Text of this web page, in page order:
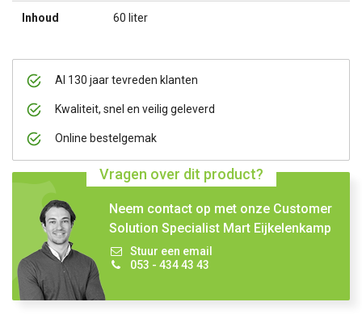
Al 130 jaar tevreden klanten
Kwaliteit, snel en veilig geleverd
Online bestelgemak
Vragen over dit product?
Neem contact op met onze Customer
Solution Specialist Mart Eijkelenkamp
Stuur een email
053 - 434 43 43
Inhoud 60 liter